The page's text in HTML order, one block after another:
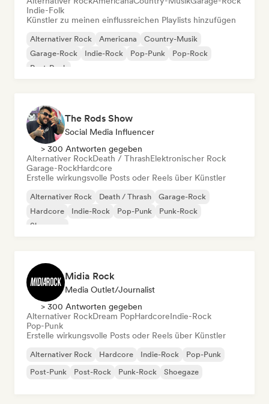
Indie-Folk
Künstler zu meinen einflussreichen Playlists hinzufügen
Alternativer Rock Americana
Country-Musik
Garage-Rock
Indie-Rock Pop-Punk
Pop-Rock
Post-Rock
The Rods Show
Social Media Influencer
> 300 Antworten gegeben
Alternativer RockDeath / ThrashElektronischer Rock
Garage-RockHardcore
Erstelle wirkungsvolle Posts oder Reels über Künstler
Alternativer Rock Death / Thrash
Garage-Rock
Hardcore
Indie-Rock Pop-Punk
Punk-Rock
Shoegaze
Midia Rock
Media Outlet/Journalist
> 300 Antworten gegeben
Alternativer RockDream PopHardcoreIndie-Rock
Pop-Punk
Erstelle wirkungsvolle Posts oder Reels über Künstler
Alternativer Rock Hardcore Indie-Rock
Pop-Punk
Post-Punk
Post-Rock Punk-Rock Shoegaze